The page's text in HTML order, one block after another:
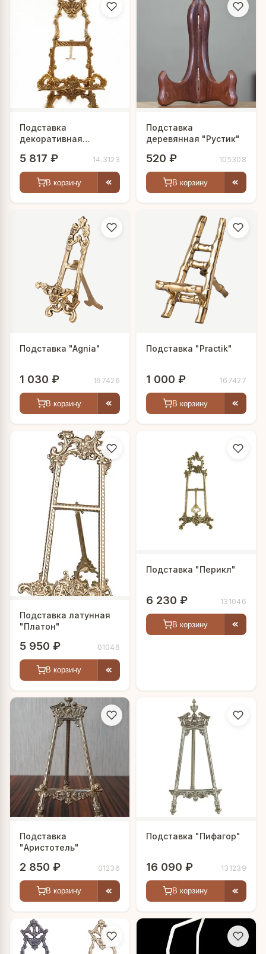
Подставка
декоративная
5 817 ₽ 14.3123
В корзину
Подставка
деревянная "Рустик"
520 ₽ 105308
В корзину
Подставка "Agnia"
1 030 ₽ 167426
В корзину
Подставка "Practik"
1 000 ₽ 167427
В корзину
Подставка латунная
"Платон"
5 950 ₽ 01046
В корзину
Подставка "Перикл"
6 230 ₽ 131046
В корзину
Подставка
"Аристотель"
2 850 ₽ 01236
В корзину
Подставка "Пифагор"
16 090 ₽ 131239
В корзину